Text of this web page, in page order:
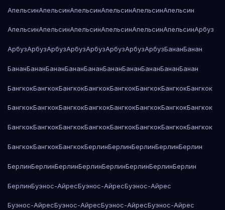
АпельсинАпельсинАпельсинАпельсинАпельсинАпельсин
АпельсинАпельсинАпельсинАпельсинАпельсинАпельсинАрбуз
АрбузАрбузАрбузАрбузАрбузАрбузАрбузАрбузБананБанан
БананБананБананБананБананБананБананБананБананБанан
БангкокБангкокБангкокБангкокБангкокБангкокБангкокБангкок
БангкокБангкокБангкокБангкокБангкокБангкокБангкокБангкок
БангкокБангкокБангкокБангкокБангкокБангкокБангкокБангкок
БангкокБангкокБангкокБерлинБерлинБерлинБерлинБерлин
БерлинБерлинБерлинБерлинБерлинБерлинБерлинБерлин
БерлинБуэнос-АйресБуэнос-АйресБуэнос-Айрес
Буэнос-АйресБуэнос-АйресБуэнос-АйресБуэнос-Айрес